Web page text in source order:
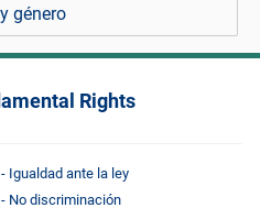
género
Rights
Igualdad ante la ley
No discriminación